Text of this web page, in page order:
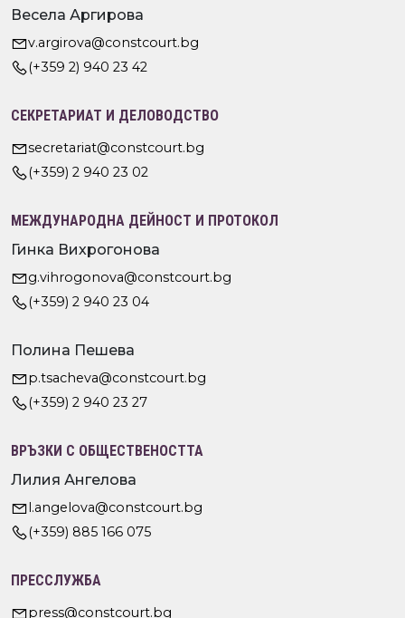
Весела Аргирова
v.argirova@constcourt.bg
(+359 2) 940 23 42
СЕКРЕТАРИАТ И ДЕЛОВОДСТВО
secretariat@constcourt.bg
(+359) 2 940 23 02
МЕЖДУНАРОДНА ДЕЙНОСТ И ПРОТОКОЛ
Гинка Вихрогонова
g.vihrogonova@constcourt.bg
(+359) 2 940 23 04
Полина Пешева
p.tsacheva@constcourt.bg
(+359) 2 940 23 27
ВРЪЗКИ С ОБЩЕСТВЕНОСТТА
Лилия Ангелова
l.angelova@constcourt.bg
(+359) 885 166 075
ПРЕССЛУЖБА
press@constcourt.bg